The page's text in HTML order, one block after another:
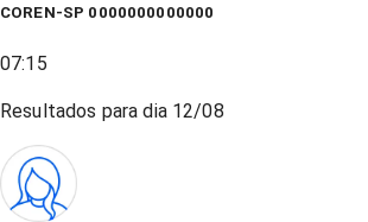
COREN-SP 0000000000000
07:15
Resultados para dia 12/08